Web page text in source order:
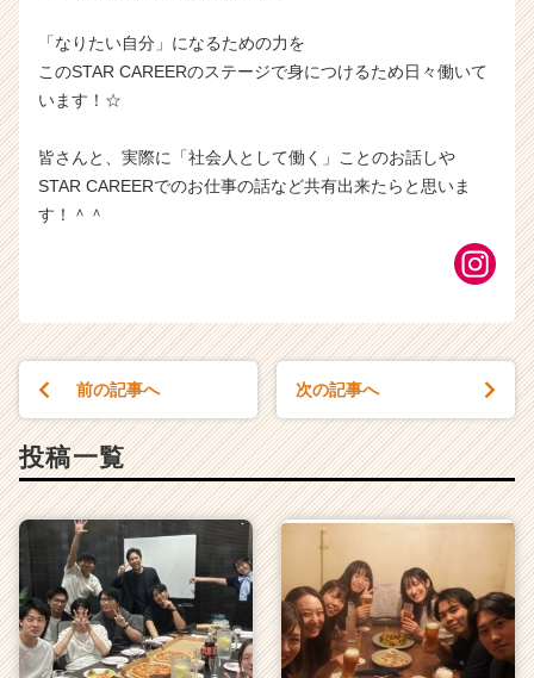
「なりたい自分」になるための力を
このSTAR CAREERのステージで身につけるため日々働いて
います！☆
皆さんと、実際に「社会人として働く」ことのお話しや
STAR CAREERでのお仕事の話など共有出来たらと思いま
す！＾＾
前の記事へ 次の記事へ
投稿一覧